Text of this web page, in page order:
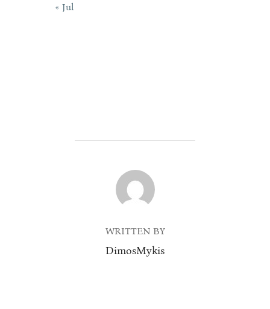
« Jul
POST AUTHOR
WRITTEN BY
DimosMykis